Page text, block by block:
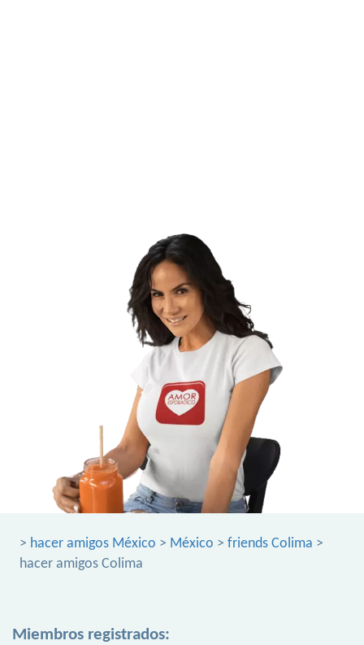
> hacer amigos México > México > friends Colima >
hacer amigos Colima
Miembros registrados: